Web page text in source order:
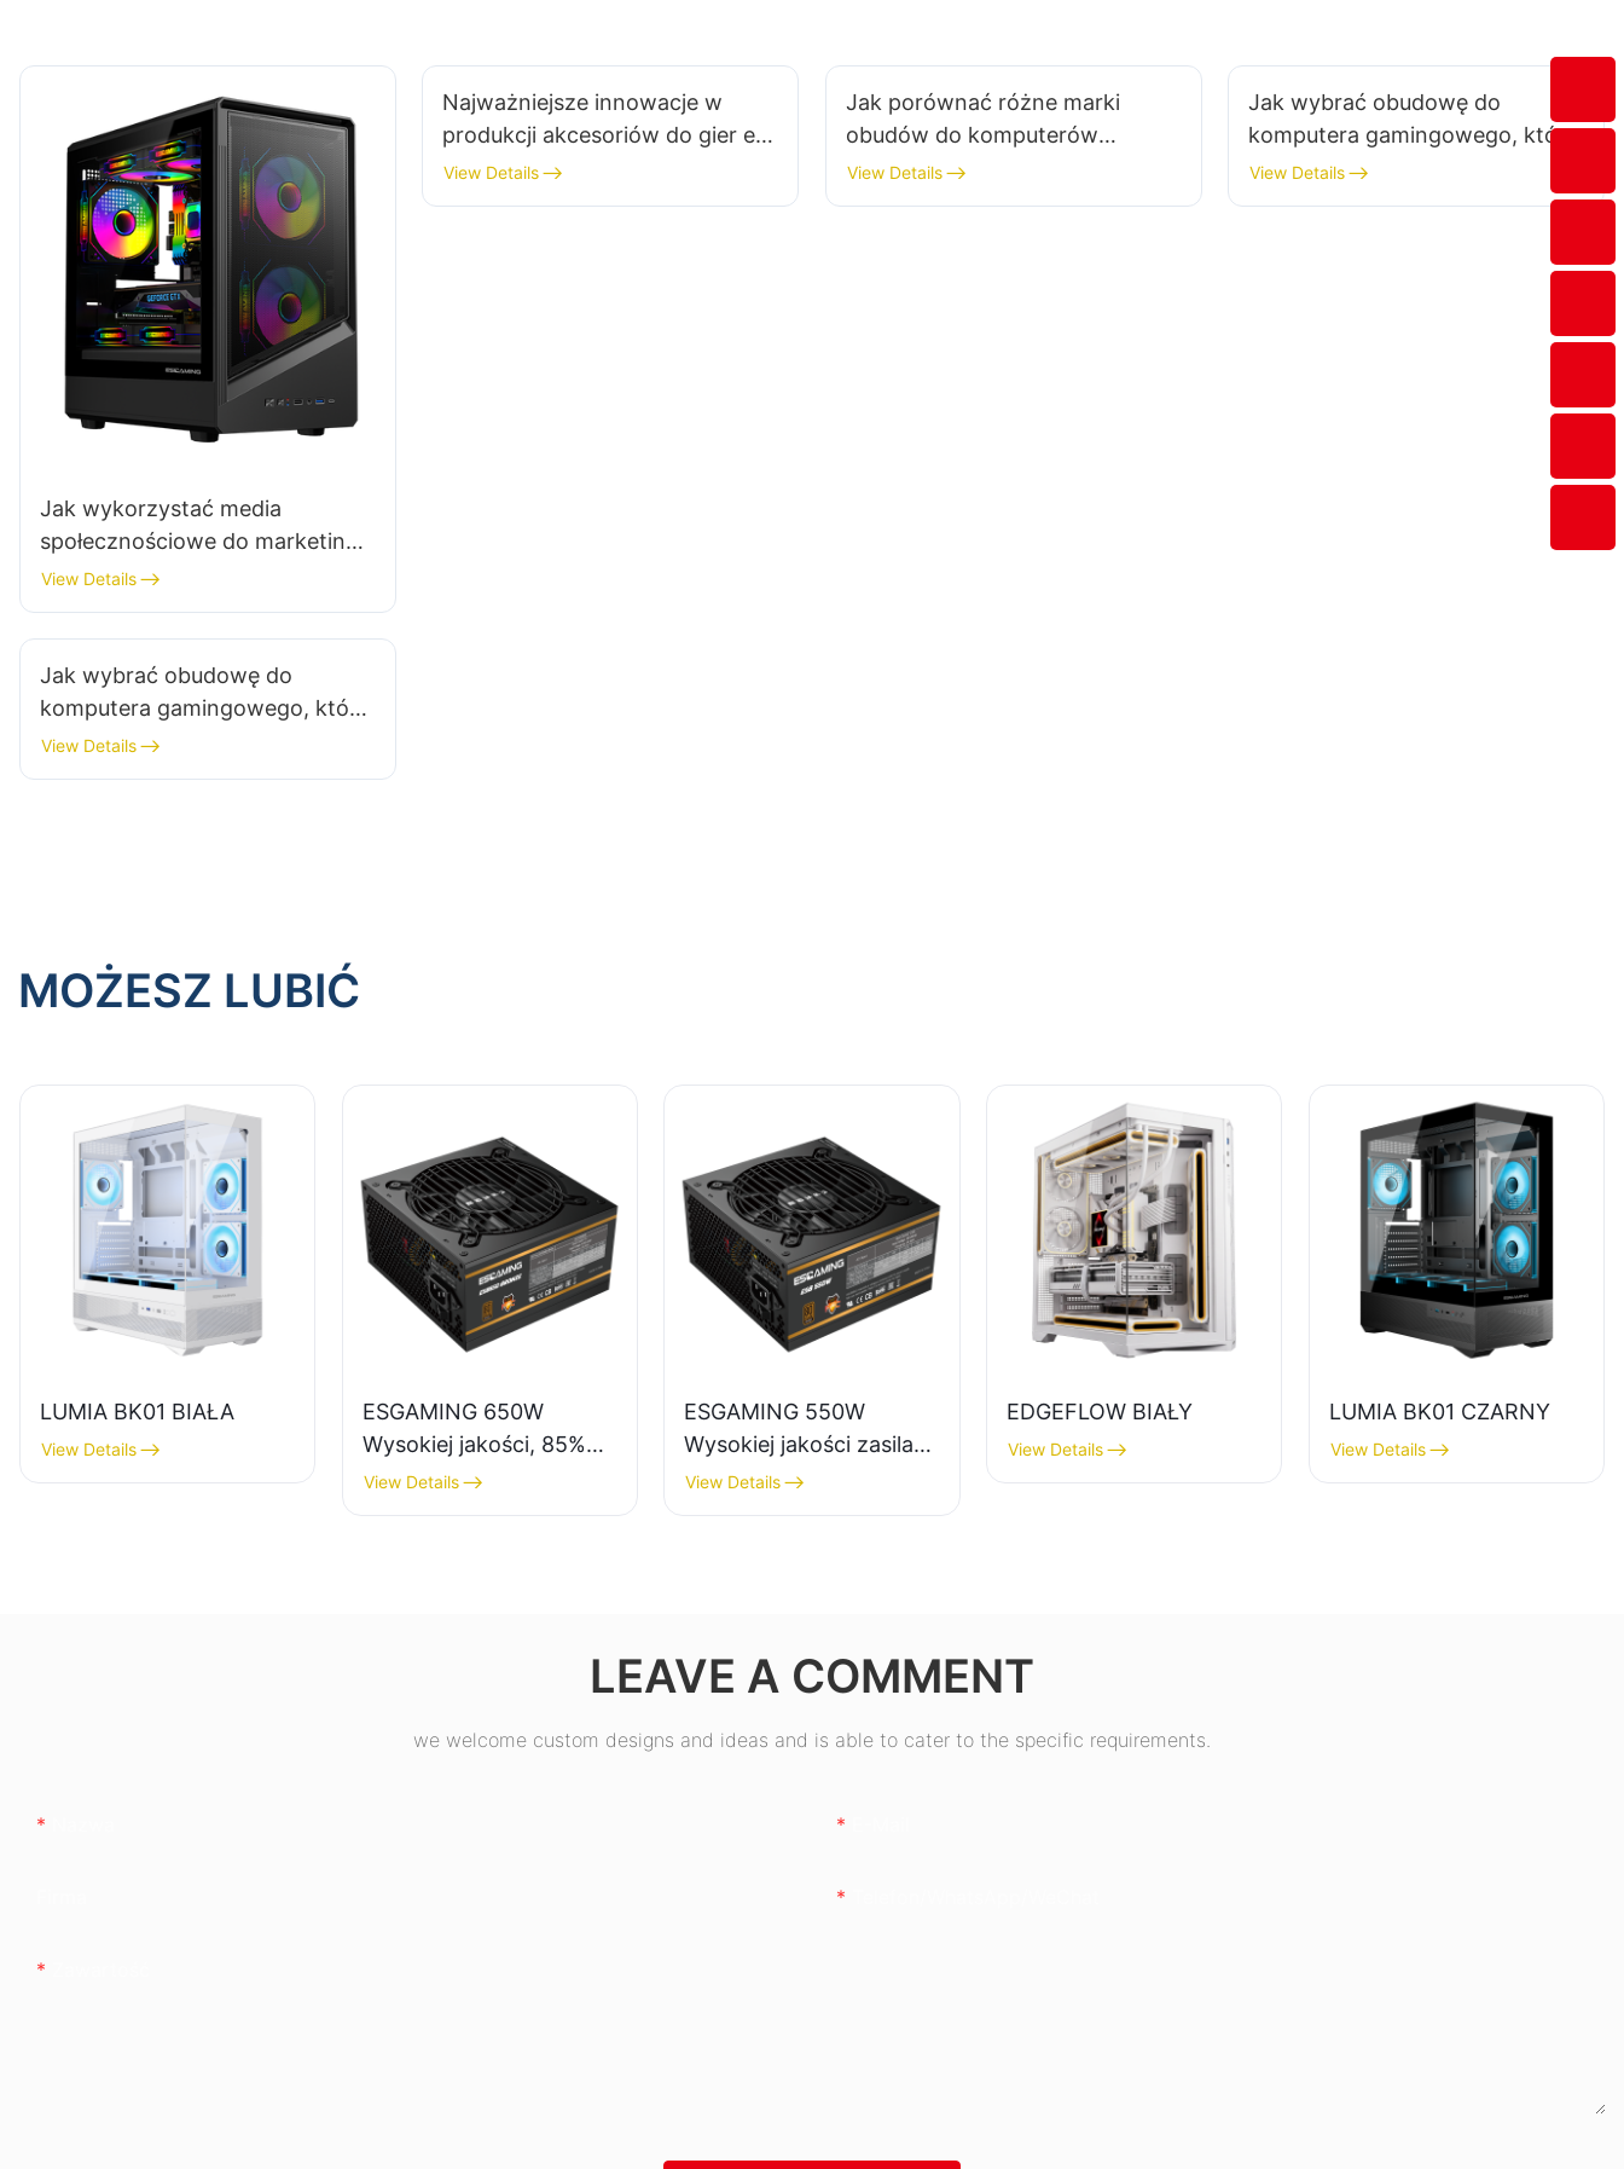
Jak wykorzystać media
społecznościowe do marketingu
obudów komputerów do gier?
View Details
Najważniejsze innowacje w
produkcji akcesoriów do gier e-
sportowych, które warto śledzić
View Details
Jak porównać różne marki
obudów do komputerów
gamingowych, aby dokonać
pewnego wyboru?
View Details
Jak wybrać obudowę do
komputera gamingowego, która
będzie pasować do Twojego
biurka?​
View Details
Jak wybrać obudowę do
komputera gamingowego, która
ograniczy gromadzenie się
ciepła?​
View Details
MOŻESZ LUBIĆ
LUMIA BK01 BIAŁA
View Details
ESGAMING 650W
Wysokiej jakości, 85%
sprawności,
pełnomodułowy zasilacz
View Details
ESGAMING 550W
Wysokiej jakości zasilacz
do komputerów
stacjonarnych o
View Details
EDGEFLOW BIAŁY
View Details
LUMIA BK01 CZARNY
View Details
LEAVE A COMMENT
we welcome custom designs and ideas and is able to cater to the specific requirements.